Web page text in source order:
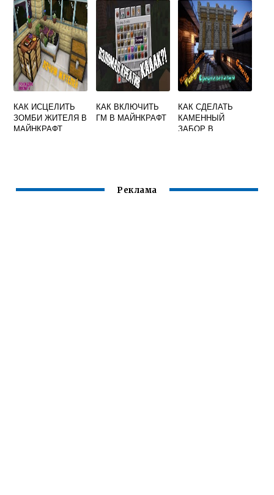
ПЕСКА ДУШ
ОТКРЫВАЛИСЬ
СТЕНЫ
КАК ИСЦЕЛИТЬ
ЗОМБИ ЖИТЕЛЯ В
МАЙНКРАФТ
КАК ВКЛЮЧИТЬ
ГМ В МАЙНКРАФТ
КАК СДЕЛАТЬ
КАМЕННЫЙ
ЗАБОР В
Реклама